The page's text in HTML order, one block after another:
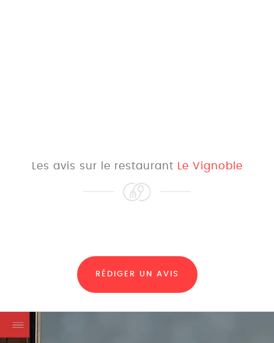
Les avis sur le restaurant Le Vignoble
RÉDIGER UN AVIS